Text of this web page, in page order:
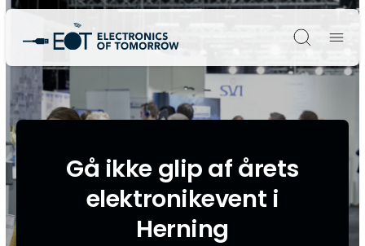
Søg
Gå ikke glip af årets
elektronikevent i
Herning